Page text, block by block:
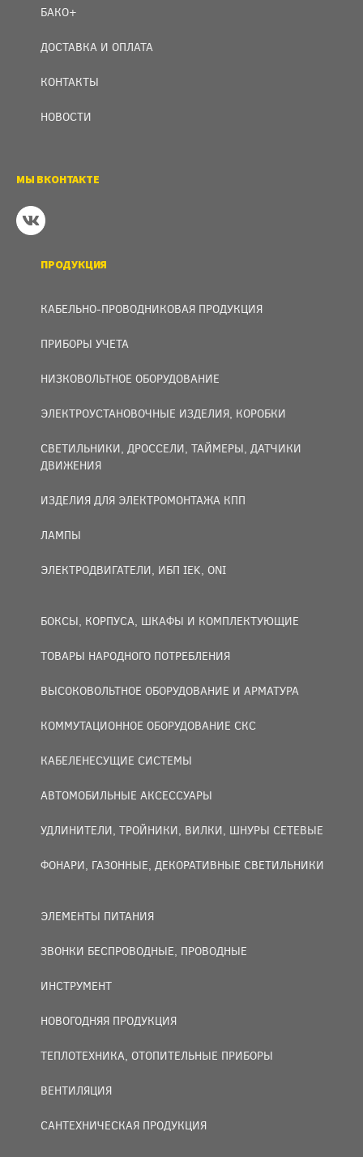
БАКО+
ДОСТАВКА И ОПЛАТА
КОНТАКТЫ
НОВОСТИ
МЫ ВКОНТАКТЕ
ПРОДУКЦИЯ
КАБЕЛЬНО-ПРОВОДНИКОВАЯ ПРОДУКЦИЯ
ПРИБОРЫ УЧЕТА
НИЗКОВОЛЬТНОЕ ОБОРУДОВАНИЕ
ЭЛЕКТРОУСТАНОВОЧНЫЕ ИЗДЕЛИЯ, КОРОБКИ
СВЕТИЛЬНИКИ, ДРОССЕЛИ, ТАЙМЕРЫ, ДАТЧИКИ
ДВИЖЕНИЯ
ИЗДЕЛИЯ ДЛЯ ЭЛЕКТРОМОНТАЖА КПП
ЛАМПЫ
ЭЛЕКТРОДВИГАТЕЛИ, ИБП IEK, ONI
БОКСЫ, КОРПУСА, ШКАФЫ И КОМПЛЕКТУЮЩИЕ
ТОВАРЫ НАРОДНОГО ПОТРЕБЛЕНИЯ
ВЫСОКОВОЛЬТНОЕ ОБОРУДОВАНИЕ И АРМАТУРА
КОММУТАЦИОННОЕ ОБОРУДОВАНИЕ СКС
КАБЕЛЕНЕСУЩИЕ СИСТЕМЫ
АВТОМОБИЛЬНЫЕ АКСЕССУАРЫ
УДЛИНИТЕЛИ, ТРОЙНИКИ, ВИЛКИ, ШНУРЫ СЕТЕВЫЕ
ФОНАРИ, ГАЗОННЫЕ, ДЕКОРАТИВНЫЕ СВЕТИЛЬНИКИ
ЭЛЕМЕНТЫ ПИТАНИЯ
ЗВОНКИ БЕСПРОВОДНЫЕ, ПРОВОДНЫЕ
ИНСТРУМЕНТ
НОВОГОДНЯЯ ПРОДУКЦИЯ
ТЕПЛОТЕХНИКА, ОТОПИТЕЛЬНЫЕ ПРИБОРЫ
ВЕНТИЛЯЦИЯ
САНТЕХНИЧЕСКАЯ ПРОДУКЦИЯ